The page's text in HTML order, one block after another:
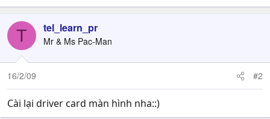
T tel_learn_pr
Mr & Ms Pac-Man
16/2/09 #2
Cài lại driver card màn hình nha::)